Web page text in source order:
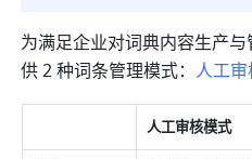
为满足企业对词典内容生产
供 2 种词条管理模式： 人工
人工审核模式